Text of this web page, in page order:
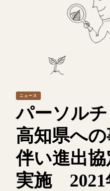
ニュース
パーソルチ
高知県へ
伴い進出
実施 2021